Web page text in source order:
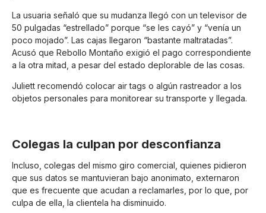
La usuaria señaló que su mudanza llegó con un televisor de
50 pulgadas “estrellado” porque “se les cayó” y “venía un
poco mojado”. Las cajas llegaron “bastante maltratadas”.
Acusó que Rebollo Montaño exigió el pago correspondiente
a la otra mitad, a pesar del estado deplorable de las cosas.
Juliett recomendó colocar air tags o algún rastreador a los
objetos personales para monitorear su transporte y llegada.
Colegas la culpan por desconfianza
Incluso, colegas del mismo giro comercial, quienes pidieron
que sus datos se mantuvieran bajo anonimato, externaron
que es frecuente que acudan a reclamarles, por lo que, por
culpa de ella, la clientela ha disminuido.